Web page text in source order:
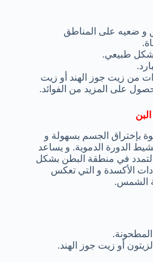
و ضعيه على المناطق
طبيعي.
من زيت جوز الهند أو زيت
على المزيد من الفوائد.
بإختراق الجسم بسهولة و
الدورة الدموية. و يساعد
في منطقة البطن بشكل
الأكسدة و التي تعكس
الشمس.